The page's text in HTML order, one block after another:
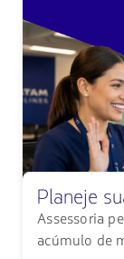
Planeje
Assessoria
acúmulo de